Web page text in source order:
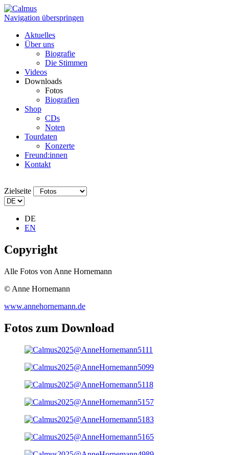
Navigation überspringen
Aktuelles
Über uns
Biografie
Die Stimmen
Videos
Downloads
Fotos
Biografien
Shop
CDs
Noten
Tourdaten
Konzerte
Freund:innen
Kontakt
Zielseite
DE
EN
Copyright
Alle Fotos von Anne Hornemann
© Anne Hornemann
www.annehornemann.de
Fotos zum Download